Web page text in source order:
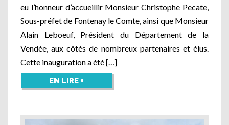
eu l’honneur d’accueillir Monsieur Christophe Pecate,
Sous-préfet de Fontenay le Comte, ainsi que Monsieur
Alain Leboeuf, Président du Département de la
Vendée, aux côtés de nombreux partenaires et élus.
Cette inauguration a été […]
EN LIRE +